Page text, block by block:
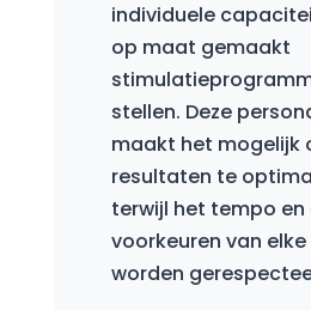
individuele
op maat gemaakt
stellen. Deze
maakt het mogelijk
resultaten te
terwijl het tempo en
voorkeuren van
worden